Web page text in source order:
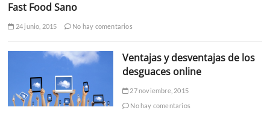
Fast Food Sano
24 junio, 2015 No hay comentarios
Ventajas y desventajas de los
desguaces online
27 noviembre, 2015
No hay comentarios